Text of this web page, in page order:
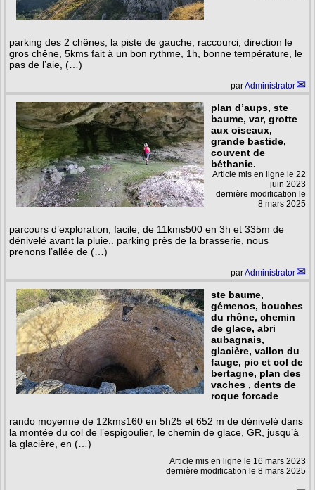
parking des 2 chênes, la piste de gauche, raccourci, direction le
gros chêne, 5kms fait à un bon rythme, 1h, bonne température, le
pas de l’aie, (…)
parAdministrator
plan d’aups, ste
baume, var, grotte
aux oiseaux,
grande bastide,
couvent de
béthanie.
parcours d’exploration, facile, de 11kms500 en 3h et 335m de
dénivelé avant la pluie.. parking près de la brasserie, nous
prenons l’allée de (…)
Article mis en ligne le 22
juin 2023
dernière modification le
8 mars 2025
parAdministrator
ste baume,
gémenos, bouches
du rhône, chemin
de glace, abri
aubagnais,
glacière, vallon du
fauge, pic et col de
bertagne, plan des
vaches , dents de
roque forcade
rando moyenne de 12kms160 en 5h25 et 652 m de dénivelé dans
la montée du col de l’espigoulier, le chemin de glace, GR, jusqu’à
la glacière, en (…)
Article mis en ligne le 16 mars 2023
dernière modification le 8 mars 2025